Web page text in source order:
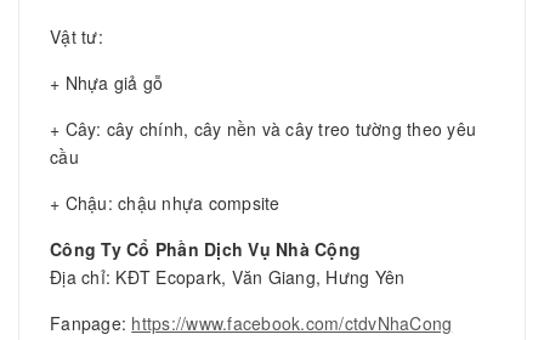
Vật tư:
+ Nhựa giả gỗ
+ Cây: cây chính, cây nền và cây treo tường theo yêu
cầu
+ Chậu: chậu nhựa compsite
Công Ty Cổ Phần Dịch Vụ Nhà Cộng
Địa chỉ: KĐT Ecopark, Văn Giang, Hưng Yên
Fanpage: https://www.facebook.com/ctdvNhaCong